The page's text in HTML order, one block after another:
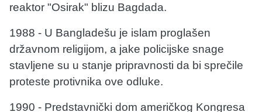
reaktor "Osirak" blizu Bagdada.
1988 - U Bangladešu je islam proglašen
državnom religijom, a jake policijske snage
stavljene su u stanje pripravnosti da bi sprečile
proteste protivnika ove odluke.
1990 - Predstavnički dom američkog Kongresa